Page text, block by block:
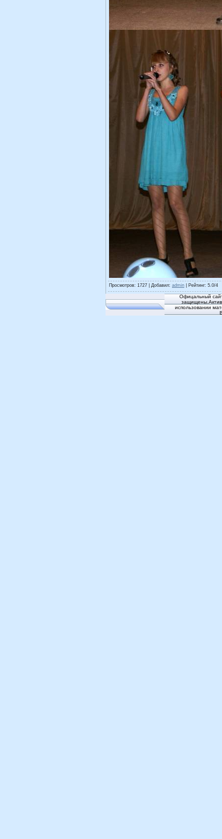
Просмотров: 1727 | Добавил: admin Рейтинг: 5.0/4
Офицальный
использовании